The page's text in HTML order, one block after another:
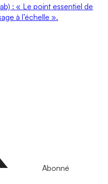
: « Le point essentiel de
à l’échelle ».
Abonné